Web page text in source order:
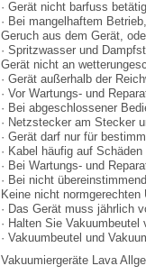
· Gerät nicht barfuss
· Bei mangelhaftem
Geruch aus dem Gerät,
· Spritzwasser und
Gerät nicht an
· Gerät außerhalb der
· Vor Wartungs- und
· Bei abgeschlossener
· Netzstecker am Stecker
· Gerät darf nur für
· Kabel häufig auf
· Bei Wartungs- und
· Bei nicht
Keine nicht normgerechten
· Das Gerät muss jährlich
· Halten Sie
· Vakuumbeutel und
Vakuumiergeräte Lava